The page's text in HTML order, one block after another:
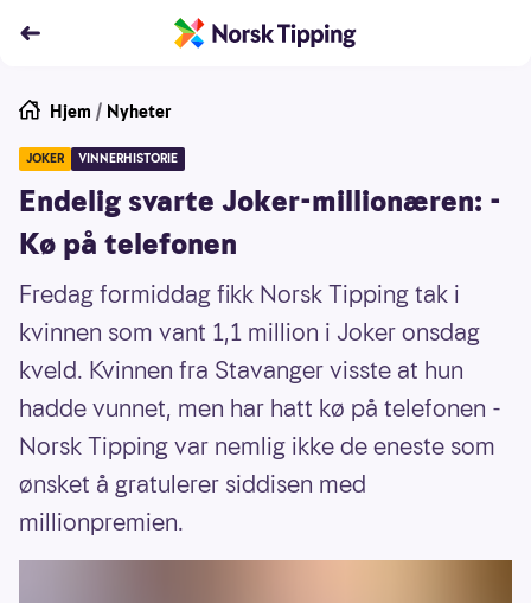
Hjem / Nyheter
JOKER VINNERHISTORIE
Endelig svarte Joker-millionæren: -
Kø på telefonen
Fredag formiddag fikk Norsk Tipping tak i
kvinnen som vant 1,1 million i Joker onsdag
kveld. Kvinnen fra Stavanger visste at hun
hadde vunnet, men har hatt kø på telefonen -
Norsk Tipping var nemlig ikke de eneste som
ønsket å gratulerer siddisen med
millionpremien.